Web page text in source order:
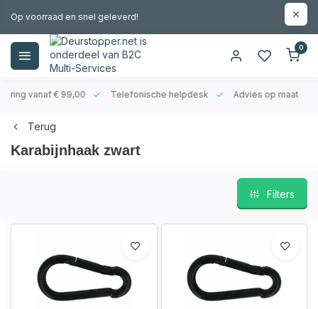
Op voorraad en snel geleverd!
0
vanaf € 99,00 Telefonische helpdesk Advies op maat
Terug
Karabijnhaak zwart
Filters